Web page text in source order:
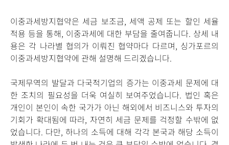
이중과세방지협약은 세금 보조금, 세액 공제 또는 할인 세율
적용 등을 통해, 이중과세에 대한 부담을 줄여줍니다. 상세 내
용은 각 나라별 협의가 이뤄진 협약마다 다르며, 싱가포르의
이중과세방지협약에 관해 설명해 드리겠습니다.
국제무역의 발달과 다국적기업의 증가는 이중과세 문제에 대
한 조치의 필요성을 더욱 여실히 보여주었습니다. 법인 혹은
개인이 본인이 속한 국가가 아닌 해외에서 비즈니스와 투자의
기회가 확대됨에 따라, 자연히 세금 문제를 걱정할 수밖에 없
었습니다. 다만, 하나의 소득에 대해 각각 본국과 해당 소득이